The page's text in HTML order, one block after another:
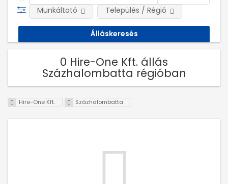
Munkáltató Település / Régió
0 Hire-One Kft. állás
Százhalombatta régióban
Hire-One Kft. Százhalombatta